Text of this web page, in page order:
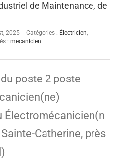
de Maintenance, de
2025 Catégories : Électricien,
: mecanicien
poste 2 poste
Électromécanicien(n
Catherine, près